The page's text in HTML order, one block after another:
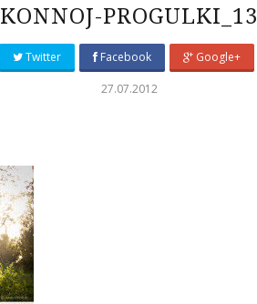
KONNOJ-PROGULKI_13
Twitter Facebook Google+
27.07.2012